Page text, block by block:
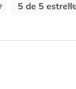
5 de 5